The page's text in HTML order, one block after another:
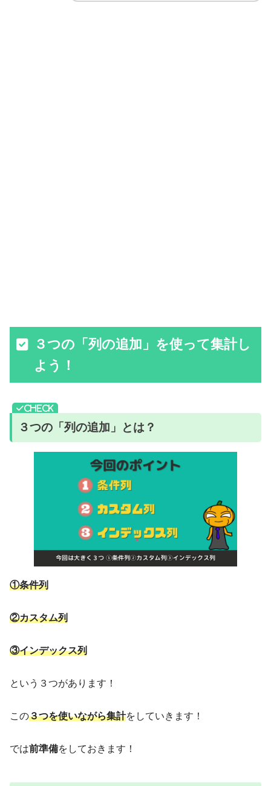
３つの「列の追加」を使って集計し
よう！
３つの「列の追加」とは？
①条件列
②カスタム列
③インデックス列
という３つがあります！
この３つを使いながら集計をしていきます！
では前準備をしておきます！